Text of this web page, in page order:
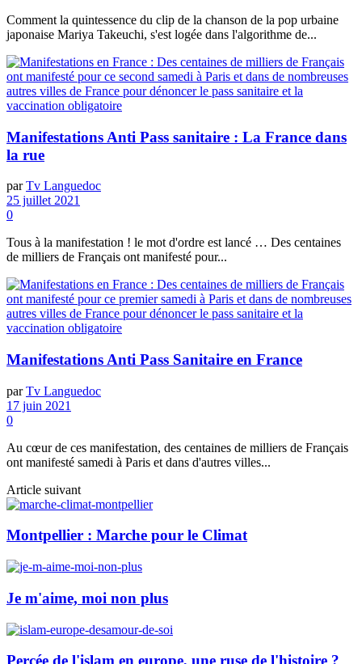
Comment la quintessence du clip de la chanson de la pop urbaine
japonaise Mariya Takeuchi, s'est logée dans l'algorithme de...
Manifestations Anti Pass sanitaire : La France dans
la rue
par Tv Languedoc
25 juillet 2021
0
Tous à la manifestation ! le mot d'ordre est lancé … Des centaines
de milliers de Français ont manifesté pour...
Manifestations Anti Pass Sanitaire en France
par Tv Languedoc
17 juin 2021
0
Au cœur de ces manifestation, des centaines de milliers de Français
ont manifesté samedi à Paris et dans d'autres villes...
Article suivant
Montpellier : Marche pour le Climat
Je m'aime, moi non plus